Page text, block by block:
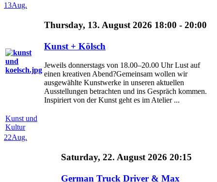
13Aug.
Thursday, 13. August 2026 18:00 - 20:00
Kunst + Kölsch
Jeweils donnerstags von 18.00–20.00 Uhr Lust auf
einen kreativen Abend?Gemeinsam wollen wir
ausgewählte Kunstwerke in unseren aktuellen
Ausstellungen betrachten und ins Gespräch kommen.
Inspiriert von der Kunst geht es im Atelier ...
Kunst und
Kultur
22Aug.
Saturday, 22. August 2026 20:15
German Truck Driver & Max